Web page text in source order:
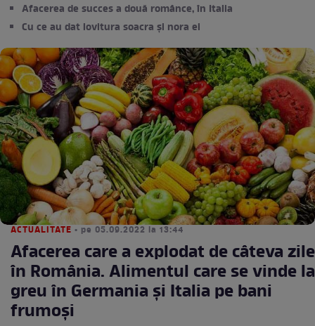
Afacerea de succes a două românce, în Italia
Cu ce au dat lovitura soacra și nora ei
ACTUALITATE • pe 05.09.2022 la 13:44
Afacerea care a explodat de câteva zile
în România. Alimentul care se vinde la
greu în Germania și Italia pe bani
frumoși